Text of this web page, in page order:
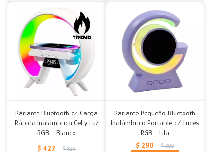
Parlante Bluetooth c/ Carga
Rápida Inalámbrica Cel y Luz
RGB - Blanco
$ 427 $ 830
Parlante Pequeño Bluetooth
Inalámbrico Portable c/ Luces
RGB - Lila
$ 290 $ 399